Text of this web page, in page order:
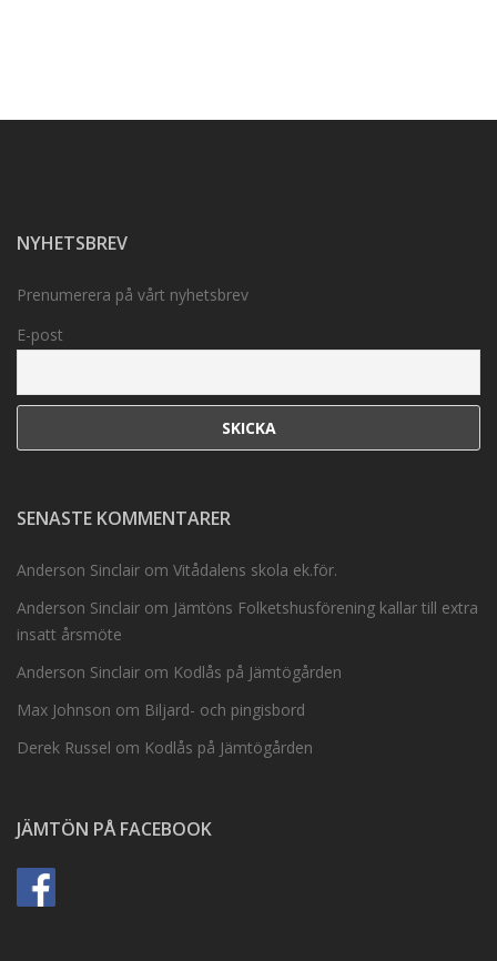
NYHETSBREV
Prenumerera på vårt nyhetsbrev
E-post
SENASTE KOMMENTARER
Anderson Sinclair om Vitådalens skola ek.för.
Anderson Sinclair om Jämtöns Folketshusförening kallar till extra
insatt årsmöte
Anderson Sinclair om Kodlås på Jämtögården
Max Johnson om Biljard- och pingisbord
Derek Russel om Kodlås på Jämtögården
JÄMTÖN PÅ FACEBOOK